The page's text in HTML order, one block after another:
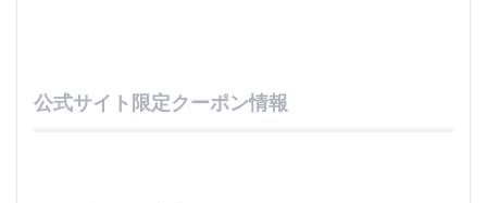
公式サイト限定クーポン情報